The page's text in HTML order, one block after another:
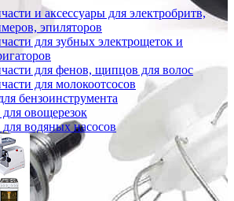
и аксессуары для электробритв,
эпиляторов
для зубных электрощеток и
для фенов, щипцов для волос
для молокоотсосов
бензоинструмента
для овощерезок
для водяных насосов